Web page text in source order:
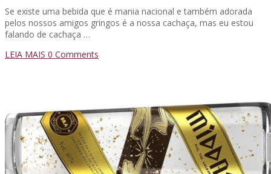
Se existe uma bebida que é mania nacional e também adorada
pelos nossos amigos gringos é a nossa cachaça, mas eu estou
falando de cachaça …
LEIA MAIS 0 Comments